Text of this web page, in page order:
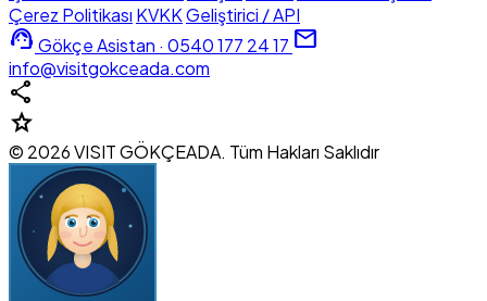
Çerez Politikası KVKKGeliştirici / API
support_agent Gökçe Asistan · 0540 177 24 17 mail
info@visitgokceada.com
share
star
© 2026 VISIT GÖKÇEADA. Tüm Hakları Saklıdır